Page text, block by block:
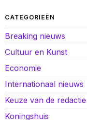
CATEGORIEËN
Breaking nieuws
Cultuur en Kunst
Economie
Internationaal nieuws
Keuze van de redactie
Koningshuis